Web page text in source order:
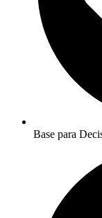
Base para